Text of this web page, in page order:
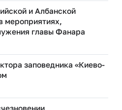
и Албанской
мероприятиях,
главы Фанара
заповедника «Киево-